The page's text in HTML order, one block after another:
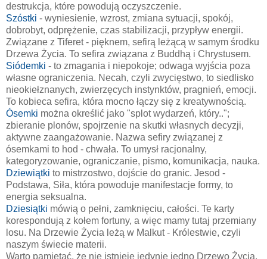
destrukcja, które powodują oczyszczenie.
Szóstki - wyniesienie, wzrost, zmiana sytuacji, spokój,
dobrobyt, odprężenie, czas stabilizacji, przypływ energii.
Związane z Tiferet - pięknem, sefirą leżącą w samym środku
Drzewa Życia. To sefira związana z Buddhą i Chrystusem.
Siódemki - to zmagania i niepokoje; odwaga wyjścia poza
własne ograniczenia. Necah, czyli zwycięstwo, to siedlisko
nieokiełznanych, zwierzęcych instynktów, pragnień, emocji.
To kobieca sefira, która mocno łączy się z kreatywnością.
Ósemki można określić jako "splot wydarzeń, który..";
zbieranie plonów, spojrzenie na skutki własnych decyzji,
aktywne zaangażowanie. Nazwa sefiry związanej z
ósemkami to hod - chwała. To umysł racjonalny,
kategoryzowanie, ograniczanie, pismo, komunikacja, nauka.
Dziewiątki to mistrzostwo, dojście do granic. Jesod -
Podstawa, Siła, która powoduje manifestacje formy, to
energia seksualna.
Dziesiątki mówią o pełni, zamknięciu, całości. Te karty
korespondują z kołem fortuny, a więc mamy tutaj przemiany
losu. Na Drzewie Życia leżą w Malkut - Królestwie, czyli
naszym świecie materii.
Warto pamiętać, że nie istnieje jedynie jedno Drzewo Życia.